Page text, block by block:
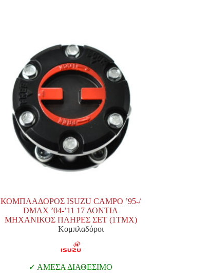
ΚΟΜΠΛΑΔΟΡΟΣ ISUZU CAMPO ’95-/
DMAX ’04-’11 17 ΔΟΝΤΙΑ
ΜΗΧΑΝΙΚΟΣ ΠΛΗΡΕΣ ΣΕΤ (1ΤΜΧ)
Κομπλαδόροι
ΑΜΕΣΑ ΔΙΑΘΕΣΙΜΟ